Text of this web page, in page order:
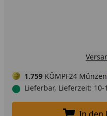
1.759 KÖMPF24 Münzen
Lieferbar, Lieferzeit:
In den